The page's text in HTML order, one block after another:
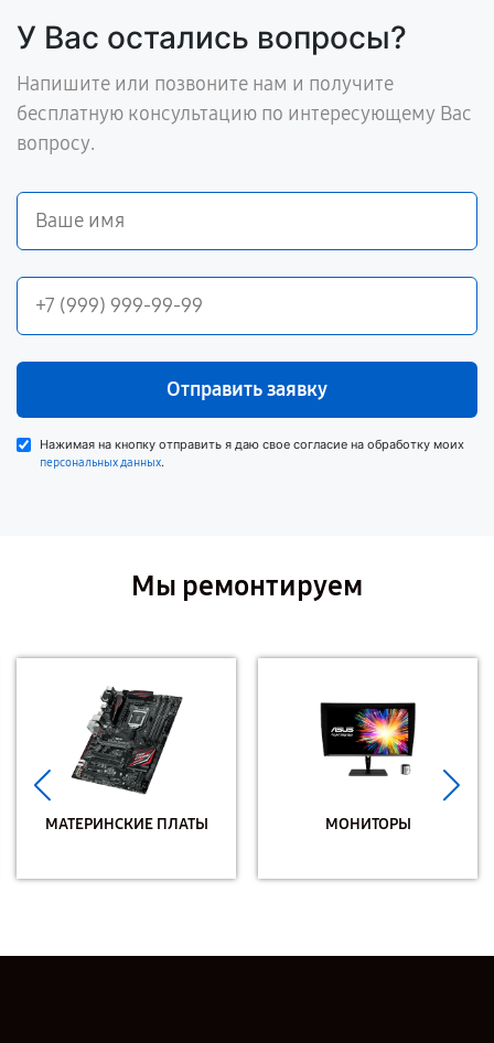
У Вас остались вопросы?
Напишите или позвоните нам и получите
бесплатную консультацию по интересующему Вас
вопросу.
Отправить заявку
Нажимая на кнопку отправить я даю свое согласие на обработку моих
персональных данных.
Мы ремонтируем
МАТЕРИНСКИЕ ПЛАТЫ МОНИТОРЫ